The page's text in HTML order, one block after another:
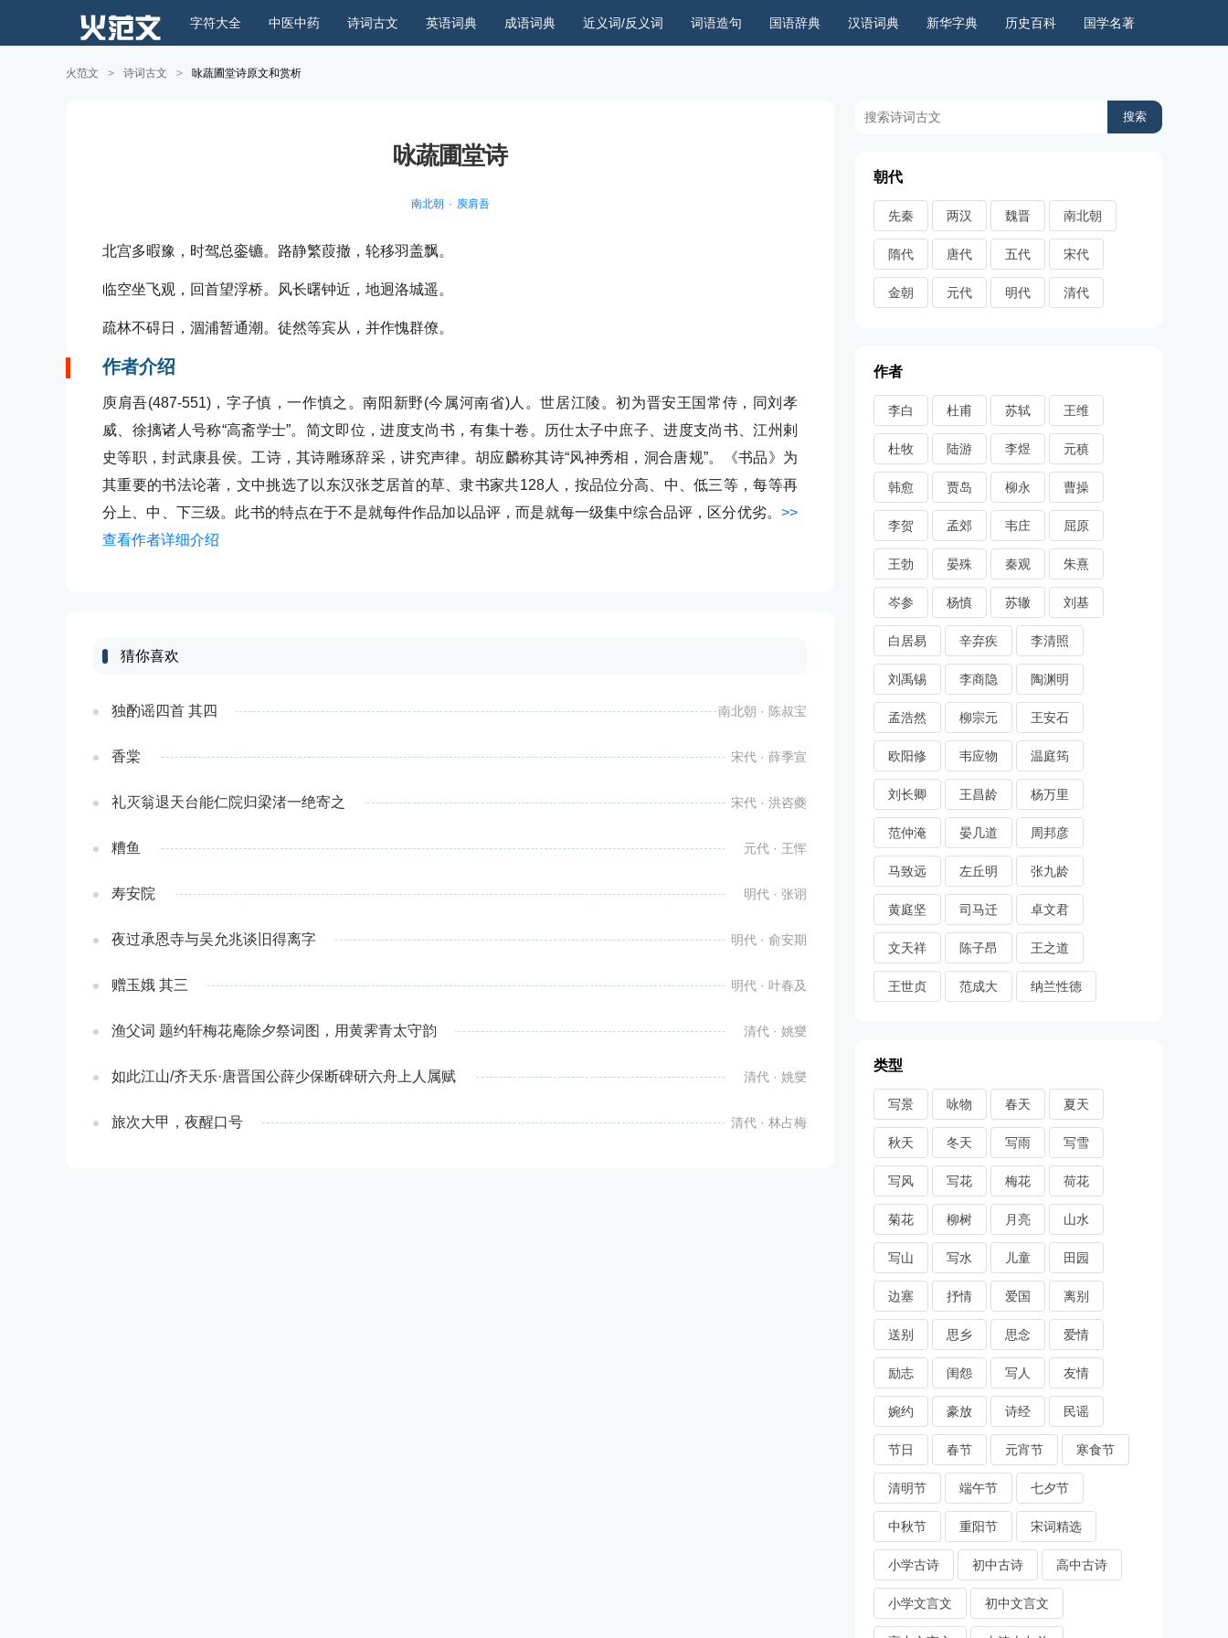
国学名著
历史百科
新华字典
汉语词典
国语辞典
词语造句
近义词/反义词
成语词典
英语词典
诗词古文
中医中药
字符大全
火范文 > 诗词古文 > 咏蔬圃堂诗原文和赏析
咏蔬圃堂诗
南北朝 庾肩吾
北宫多暇豫，时驾总銮镳。路静繁葭撤，轮移羽盖飘。
临空坐飞观，回首望浮桥。风长曙钟近，地迥洛城遥。
疏林不碍日，涸浦暂通潮。徒然等宾从，并作愧群僚。
作者介绍
庾肩吾(487-551)，字子慎，一作慎之。南阳新野(今属河南省)人。世居江陵。初为晋安王国常侍，同刘孝
威、徐摛诸人号称“高斋学士”。简文即位，进度支尚书，有集十卷。历仕太子中庶子、进度支尚书、江州剌
史等职，封武康县侯。工诗，其诗雕琢辞采，讲究声律。胡应麟称其诗“风神秀相，洞合唐规”。《书品》为
其重要的书法论著，文中挑选了以东汉张芝居首的草、隶书家共128人，按品位分高、中、低三等，每等再
分上、中、下三级。此书的特点在于不是就每件作品加以品评，而是就每一级集中综合品评，区分优劣。 >>
查看作者详细介绍
猜你喜欢
独酌谣四首 其四 南北朝 · 陈叔宝
香棠 宋代 · 薛季宣
礼灭翁退天台能仁院归梁渚一绝寄之 宋代 · 洪咨夔
糟鱼 元代 · 王恽
寿安院 明代 · 张诩
夜过承恩寺与吴允兆谈旧得离字 明代 · 俞安期
赠玉娥 其三 明代 · 叶春及
渔父词 题约轩梅花庵除夕祭词图，用黄霁青太守韵 清代 · 姚燮
如此江山/齐天乐·唐晋国公薛少保断碑研六舟上人属赋 清代 · 姚燮
旅次大甲，夜醒口号 清代 · 林占梅
朝代
先秦 两汉 魏晋 南北朝
隋代 唐代 五代 宋代
金朝 元代 明代 清代
作者
李白 杜甫 苏轼 王维
杜牧 陆游 李煜 元稹
韩愈 贾岛 柳永 曹操
李贺 孟郊 韦庄 屈原
王勃 晏殊 秦观 朱熹
岑参 杨慎 苏辙 刘基
白居易 辛弃疾 李清照
刘禹锡 李商隐 陶渊明
孟浩然 柳宗元 王安石
欧阳修 韦应物 温庭筠
刘长卿 王昌龄 杨万里
范仲淹 晏几道 周邦彦
马致远 左丘明 张九龄
黄庭坚 司马迁 卓文君
文天祥 陈子昂 王之道
王世贞 范成大 纳兰性德
类型
写景 咏物 春天 夏天
秋天 冬天 写雨 写雪
写风 写花 梅花 荷花
菊花 柳树 月亮 山水
写山 写水 儿童 田园
边塞 抒情 爱国 离别
送别 思乡 思念 爱情
励志 闺怨 写人 友情
婉约 豪放 诗经 民谣
节日 春节 元宵节 寒食节
清明节 端午节 七夕节
中秋节 重阳节 宋词精选
小学古诗 初中古诗 高中古诗
小学文言文 初中文言文